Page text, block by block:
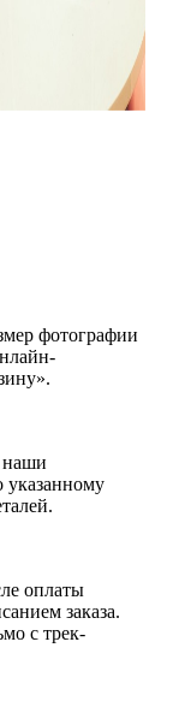
фотографии
наши
указанному
оплаты
заказа.
с трек-